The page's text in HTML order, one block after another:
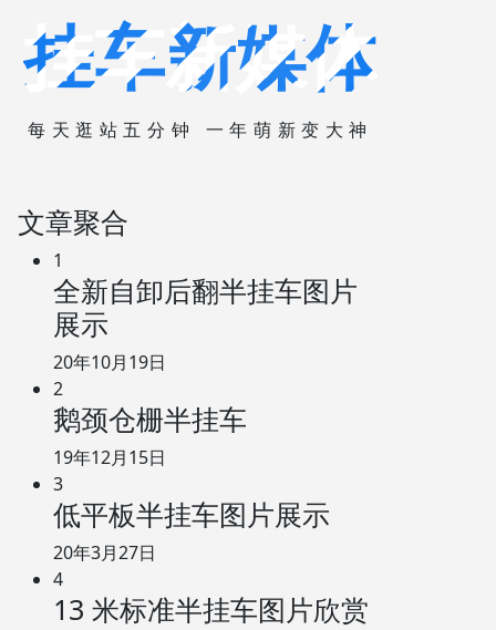
挂车新媒体
每天逛站五分钟 一年萌新变大神
文章聚合
1
全新自卸后翻半挂车图片
展示
20年10月19日
2
鹅颈仓栅半挂车
19年12月15日
3
低平板半挂车图片展示
20年3月27日
4
13 米标准半挂车图片欣赏